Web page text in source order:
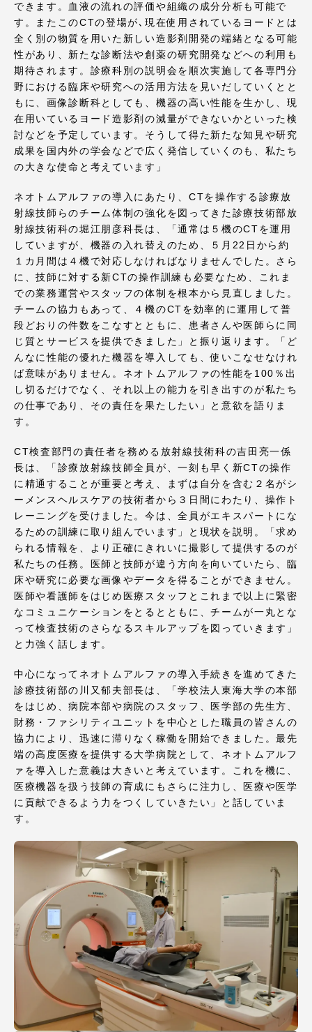
できます。血液の流れの評価や組織の成分分析も可能で
す。またこのCTの登場が､現在使用されているヨードとは
全く別の物質を用いた新しい造影剤開発の端緒となる可能
性があり、新たな診断法や創薬の研究開発などへの利用も
期待されます。診療科別の説明会を順次実施して各専門分
野における臨床や研究への活用方法を見いだしていくとと
もに、画像診断科としても、機器の高い性能を生かし、現
在用いているヨード造影剤の減量ができないかといった検
討などを予定しています。そうして得た新たな知見や研究
成果を国内外の学会などで広く発信していくのも、私たち
の大きな使命と考えています」
ネオトムアルファの導入にあたり、CTを操作する診療放
射線技師らのチーム体制の強化を図ってきた診療技術部放
射線技術科の堀江朋彦科長は、「通常は５機のCTを運用
していますが、機器の入れ替えのため、５月22日から約
１カ月間は４機で対応しなければなりませんでした。さら
に、技師に対する新CTの操作訓練も必要なため、これま
での業務運営やスタッフの体制を根本から見直しました。
チームの協力もあって、４機のCTを効率的に運用して普
段どおりの件数をこなすとともに、患者さんや医師らに同
じ質とサービスを提供できました」と振り返ります。「ど
んなに性能の優れた機器を導入しても、使いこなせなけれ
ば意味がありません。ネオトムアルファの性能を100％出
し切るだけでなく、それ以上の能力を引き出すのが私たち
の仕事であり、その責任を果たしたい」と意欲を語りま
す。
CT検査部門の責任者を務める放射線技術科の吉田亮一係
長は、「診療放射線技師全員が、一刻も早く新CTの操作
に精通することが重要と考え、まずは自分を含む２名がシ
ーメンスヘルスケアの技術者から３日間にわたり、操作ト
レーニングを受けました。今は、全員がエキスパートにな
るための訓練に取り組んでいます」と現状を説明。「求め
られる情報を、より正確にきれいに撮影して提供するのが
私たちの任務。医師と技師が違う方向を向いていたら、臨
床や研究に必要な画像やデータを得ることができません。
医師や看護師をはじめ医療スタッフとこれまで以上に緊密
なコミュニケーションをとるとともに、チームが一丸とな
って検査技術のさらなるスキルアップを図っていきます」
と力強く話します。
中心になってネオトムアルファの導入手続きを進めてきた
診療技術部の川又郁夫部長は、「学校法人東海大学の本部
をはじめ、病院本部や病院のスタッフ、医学部の先生方、
財務・ファシリティユニットを中心とした職員の皆さんの
協力により、迅速に滞りなく稼働を開始できました。最先
端の高度医療を提供する大学病院として、ネオトムアルフ
ァを導入した意義は大きいと考えています。これを機に、
医療機器を扱う技師の育成にもさらに注力し、医療や医学
に貢献できるよう力をつくしていきたい」と話していま
す。
TOKAIスポーツ
ニュースリリース
卒業にあたってのアンケート
認証評価
教育研究上の目的及び養成する人材像と３つの
ポリシー
資料請求 お問い合わせ
在学生・保護者向けポータル（TIPS） 本学教職員向け情報
中文